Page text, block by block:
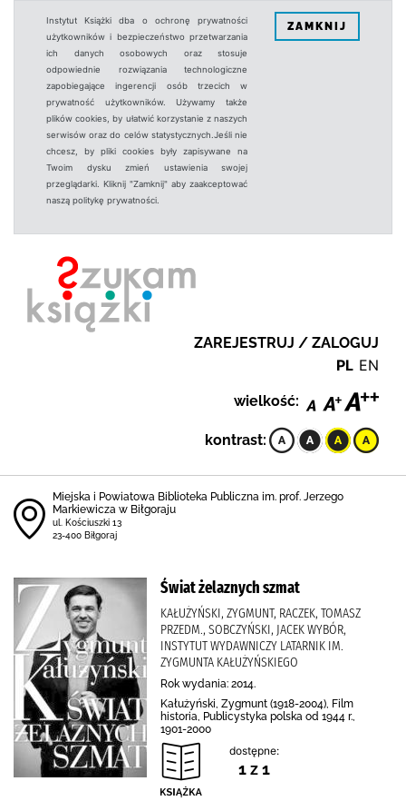
Instytut Książki dba o ochronę prywatności
użytkowników i bezpieczeństwo przetwarzania
ich danych osobowych oraz stosuje
odpowiednie rozwiązania technologiczne
zapobiegające ingerencji osób trzecich w
prywatność użytkowników. Używamy także
plików cookies, by ułatwić korzystanie z naszych
serwisów oraz do celów statystycznych.Jeśli nie
chcesz, by pliki cookies były zapisywane na
Twoim dysku zmień ustawienia swojej
przeglądarki. Kliknij "Zamknij" aby zaakceptować
naszą politykę prywatności.
ZAMKNIJ
ZAREJESTRUJ / ZALOGUJ
PL EN
wielkość:
kontrast:
Miejska i Powiatowa Biblioteka Publiczna im. prof. Jerzego
Markiewicza w Biłgoraju
ul. Kościuszki 13
23-400 Biłgoraj
Świat żelaznych szmat
KAŁUŻYŃSKI, ZYGMUNT, RACZEK, TOMASZ
PRZEDM., SOBCZYŃSKI, JACEK WYBÓR,
INSTYTUT WYDAWNICZY LATARNIK IM.
ZYGMUNTA KAŁUŻYŃSKIEGO
Rok wydania: 2014.
Kałużyński, Zygmunt (1918-2004), Film
historia, Publicystyka polska od 1944 r.,
1901-2000
dostępne:
1 z 1